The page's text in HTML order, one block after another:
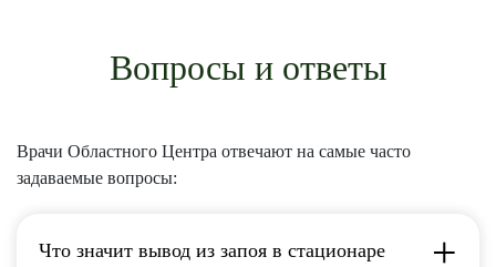
Вопросы и ответы
Врачи Областного Центра отвечают на самые часто
задаваемые вопросы:
Что значит вывод из запоя в стационаре